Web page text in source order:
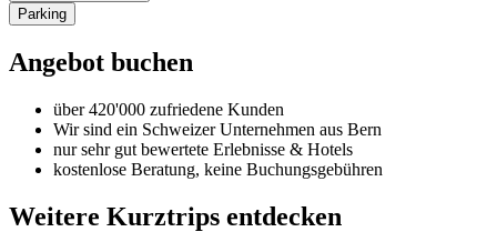
Parking
Angebot buchen
über 420'000 zufriedene Kunden
Wir sind ein Schweizer Unternehmen aus Bern
nur sehr gut bewertete Erlebnisse & Hotels
kostenlose Beratung, keine Buchungsgebühren
Weitere Kurztrips entdecken